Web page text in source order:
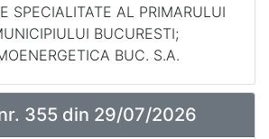
SPECIALITATE AL PRIMARULUI
BUCURESTI;
BUC. S.A.
nr. 355 din 29/07/2026